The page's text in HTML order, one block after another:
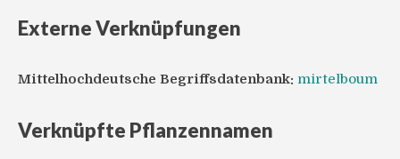
Externe Verknüpfungen
Mittelhochdeutsche Begriffsdatenbank: mirtelboum
Verknüpfte Pflanzennamen